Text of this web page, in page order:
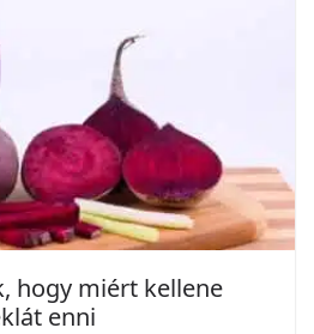
hogy miért kellene
enni